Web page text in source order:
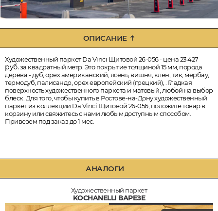
ОПИСАНИЕ
Художественный паркет Da Vinci Щитовой 26-056 - цена 23 427
руб.за квадратный метр. Это покрытие толщиной 15 мм, порода
дерева - дуб, орех американский, ясень, вишня, клён, тик, мербау,
термодуб, палисандр, орех европейский (грецкий), . Гладкая
поверхность художественного паркета и матовый, любой на выбор
блеск. Для того, чтобы купить в Ростове-на-Дону художественный
паркет из коллекции Da Vinci Щитовой 26-056, положите товар в
корзину или свяжитесь с нами любым доступным способом.
Привезем под заказ до 1 мес.
АНАЛОГИ
Художественный паркет
KOCHANELLI ВАРЕЗЕ